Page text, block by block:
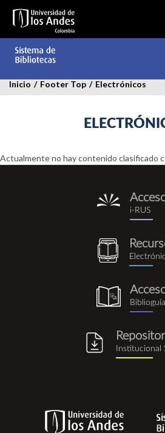
contenido
Inicio / Footer Top / Electrónicos
Actualmente no hay contenido clasificado
i-
rus.png
i-RUS
Institucional